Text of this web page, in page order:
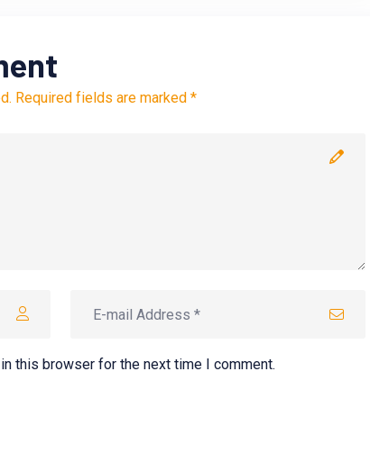
Required fields are marked *
this browser for the next time I comment.